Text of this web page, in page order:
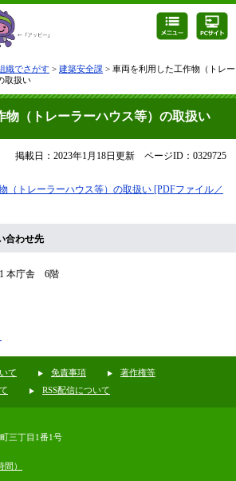
織でさがす > 建築安全課 > 車両を利用した工作物（トレー
取扱い
物（トレーラーハウス等）の取扱い
掲載日：2023年1月18日更新 ページID：0329725
（トレーラーハウス等）の取扱い [PDFファイル／
合わせ先
1 本庁舎 6階
て 免責事項
著作権等
RSS配信について
三丁目1番1号
）